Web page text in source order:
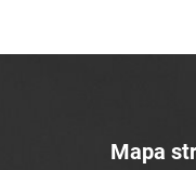
Mapa